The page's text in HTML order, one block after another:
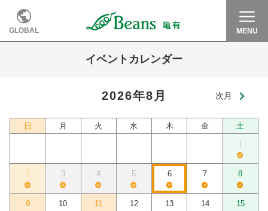
GLOBAL MENU
イベントカレンダー
2026年8月 次月
日 月 火 水 木 金
土
1
2 3 4 5 6 7 8
9 10 11 12 13 14 15